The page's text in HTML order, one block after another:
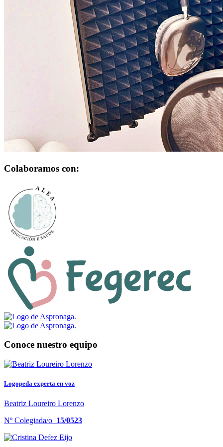
Colaboramos con:
Conoce nuestro equipo
Logopeda experta en voz
Beatriz Loureiro Lorenzo
Nº Colegiada/o 15/0523